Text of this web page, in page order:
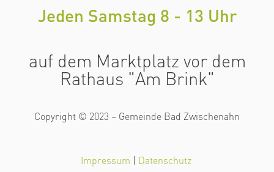
Jeden Samstag 8 - 13 Uhr
auf dem Marktplatz vor dem
Rathaus "Am Brink"
Copyright © 2023 – Gemeinde Bad Zwischenahn
Impressum | Datenschutz